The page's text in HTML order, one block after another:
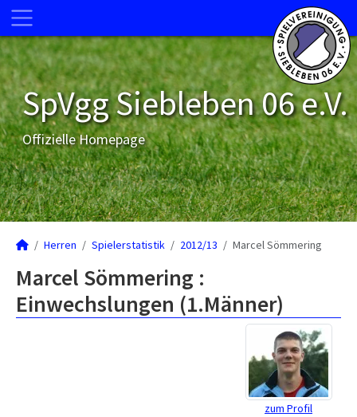
SpVgg Siebleben 06 e.V.
Offizielle Homepage
Herren Spielerstatistik 2012/13 Marcel Sömmering
Marcel Sömmering :
Einwechslungen (1.Männer)
zum Profil